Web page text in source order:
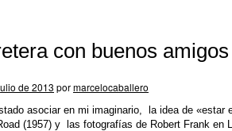
con buenos amigos
de 2013 pormarcelocaballero
asociar en mi imaginario, la idea de
(1957) y las fotografías de Robert Frank en